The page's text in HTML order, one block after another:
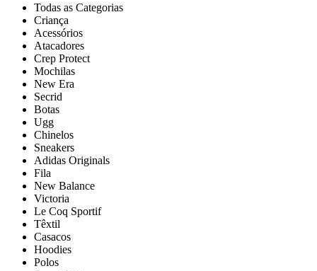
Todas as Categorias
Criança
Acessórios
Atacadores
Crep Protect
Mochilas
New Era
Secrid
Botas
Ugg
Chinelos
Sneakers
Adidas Originals
Fila
New Balance
Victoria
Le Coq Sportif
Têxtil
Casacos
Hoodies
Polos